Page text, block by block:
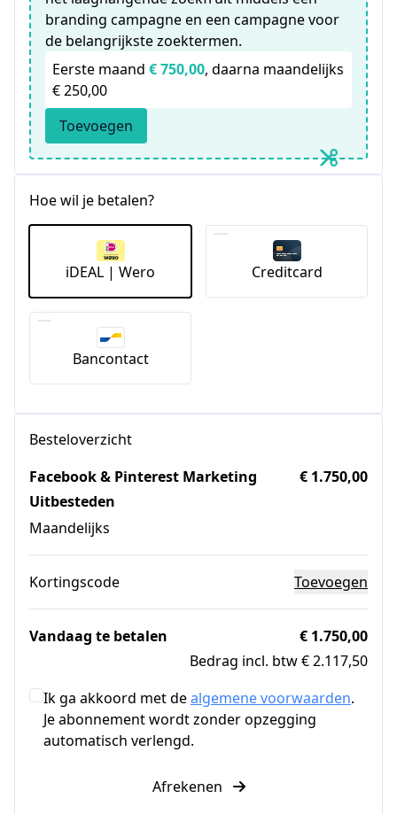
branding campagne en een campagne voor
de belangrijkste zoektermen.
Eerste maand € 750,00, daarna maandelijks
€ 250,00
Toevoegen
Hoe wil je betalen?
iDEAL | Wero Creditcard
Bancontact
Besteloverzicht
Facebook & Pinterest Marketing
Uitbesteden
Maandelijks
€ 1.750,00
Kortingscode Toevoegen
Vandaag te betalen
€ 1.750,00
Bedrag incl. btw € 2.117,50
Ik ga akkoord met dealgemene voorwaarden.
Je abonnement wordt zonder opzegging
automatisch verlengd.
Afrekenen